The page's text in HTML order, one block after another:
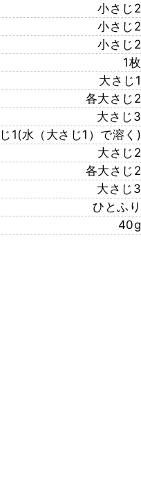
小さじ2
小さじ2
小さじ2
1枚
大さじ1
各大さじ2
大さじ3
1(水（大さじ1）で溶く)
大さじ2
各大さじ2
大さじ3
ひとふり
40g